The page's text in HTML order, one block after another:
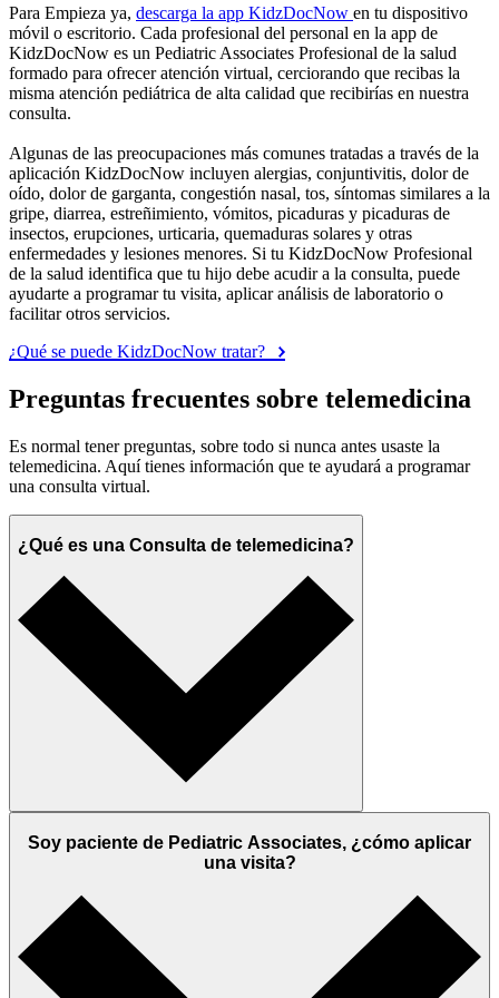
Para Empieza ya, descarga la app KidzDocNow en tu dispositivo
móvil o escritorio. Cada profesional del personal en la app de
KidzDocNow es un Pediatric Associates Profesional de la salud
formado para ofrecer atención virtual, cerciorando que recibas la
misma atención pediátrica de alta calidad que recibirías en nuestra
consulta.
Algunas de las preocupaciones más comunes tratadas a través de la
aplicación KidzDocNow incluyen alergias, conjuntivitis, dolor de
oído, dolor de garganta, congestión nasal, tos, síntomas similares a la
gripe, diarrea, estreñimiento, vómitos, picaduras y picaduras de
insectos, erupciones, urticaria, quemaduras solares y otras
enfermedades y lesiones menores. Si tu KidzDocNow Profesional
de la salud identifica que tu hijo debe acudir a la consulta, puede
ayudarte a programar tu visita, aplicar análisis de laboratorio o
facilitar otros servicios.
¿Qué se puede KidzDocNow tratar?
Preguntas frecuentes sobre telemedicina
Es normal tener preguntas, sobre todo si nunca antes usaste la
telemedicina. Aquí tienes información que te ayudará a programar
una consulta virtual.
¿Qué es una Consulta de telemedicina?
Soy paciente de Pediatric Associates, ¿cómo aplicar
una visita?